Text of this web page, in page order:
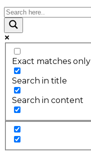
Exact matches only
Search in title
Search in content